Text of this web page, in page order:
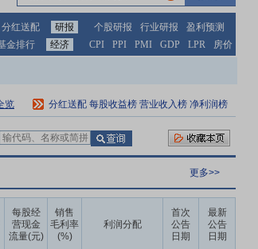
分红送配 研报 个股研报 行业研报
盈利预测
金排行 经济 CPI PPI PMI GDP LPR 房价
览 分红送配 每股收益榜 营业收入榜 净利润榜
更多>>
每股经
营现金
流量(元)
销售
毛利率
(%)
利润分配
首次
公告
日期
最新
公告
日期